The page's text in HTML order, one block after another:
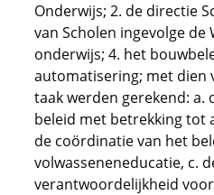
Onderwijs; 2. de directie
van Scholen ingevolge
onderwijs; 4. het
automatisering; met dien
taak werden gerekend:
beleid met betrekking tot
de coördinatie van het
volwasseneneducatie, c.
verantwoordelijkheid